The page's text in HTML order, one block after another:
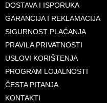
DOSTAVA I ISPORUKA
GARANCIJA I REKLAMACIJA
SIGURNOST PLAĆANJA
PRAVILA PRIVATNOSTI
USLOVI KORIŠTENJA
PROGRAM LOJALNOSTI
ČESTA PITANJA
KONTAKTI